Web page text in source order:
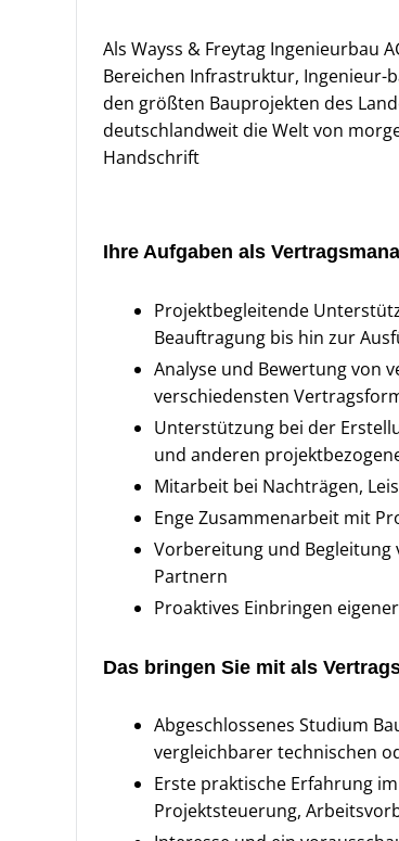
Als Wayss & Freytag Ingenieurbau
Bereichen Infrastruktur, Ingenieur-
den größten Bauprojekten des
deutschlandweit die Welt von
Handschrift
Ihre Aufgaben als
Projektbegleitende
Beauftragung bis hin zur
Analyse und Bewertung von
verschiedensten
Unterstützung bei der
und anderen
Mitarbeit bei Nachträgen,
Enge Zusammenarbeit mit
Vorbereitung und
Partnern
Proaktives Einbringen
Das bringen Sie mit als
Abgeschlossenes Studium
vergleichbarer technischen
Erste praktische Erfahrung
Projektsteuerung,